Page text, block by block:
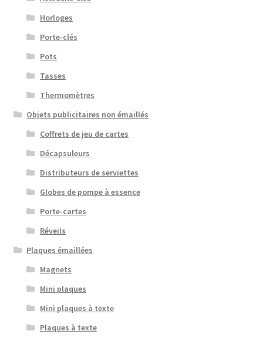
Horloges
Porte-clés
Pots
Tasses
Thermomètres
Objets publicitaires non émaillés
Coffrets de jeu de cartes
Décapsuleurs
Distributeurs de serviettes
Globes de pompe à essence
Porte-cartes
Réveils
Plaques émaillées
Magnets
Mini plaques
Mini plaques à texte
Plaques à texte